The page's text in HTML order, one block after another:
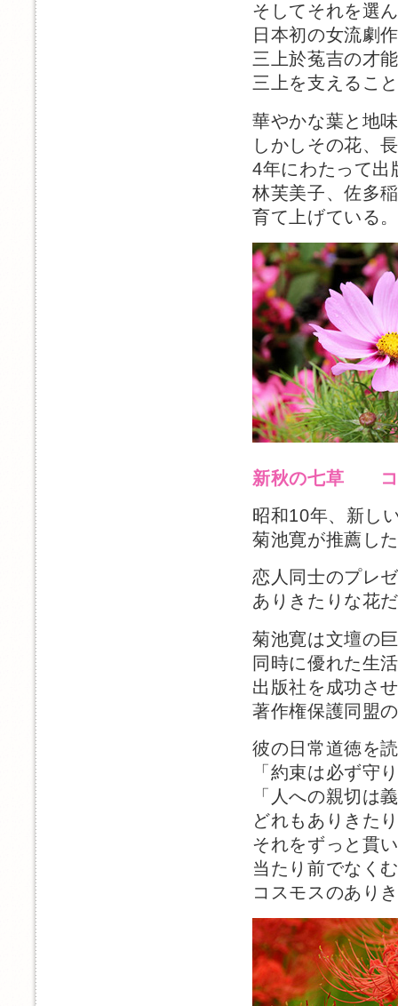
そしてそれを選
日本初の女流劇
三上於菟吉の才
三上を支えるこ
華やかな葉と地
しかしその花、
4年にわたって出
林芙美子、佐多
育て上げている
新秋の七草 コ
昭和10年、新し
菊池寛が推薦し
恋人同士のプレ
ありきたりな花
菊池寛は文壇の
同時に優れた生
出版社を成功さ
著作権保護同盟
彼の日常道徳を
「約束は必ず守
「人への親切は
どれもありきた
それをずっと貫
当たり前でなく
コスモスのあり